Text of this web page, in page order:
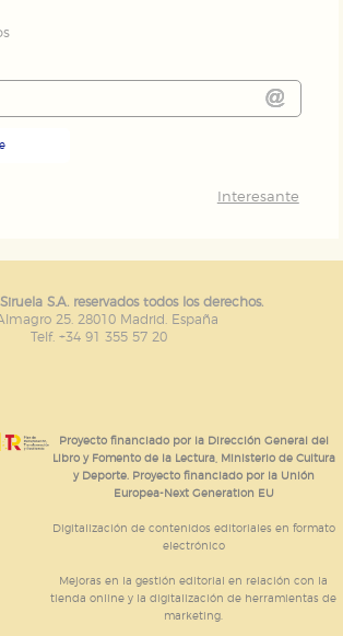
Interesante
S.A. reservados todos los derechos.
25. 28010 Madrid. España
Telf. +34 91 355 57 20
Proyecto financiado por la Dirección General del
Libro y Fomento de la Lectura, Ministerio de Cultura
y Deporte. Proyecto financiado por la Unión
Europea-Next Generation EU
Digitalización de contenidos editoriales en formato
electrónico
Mejoras en la gestión editorial en relación con la
tienda online y la digitalización de herramientas de
marketing.